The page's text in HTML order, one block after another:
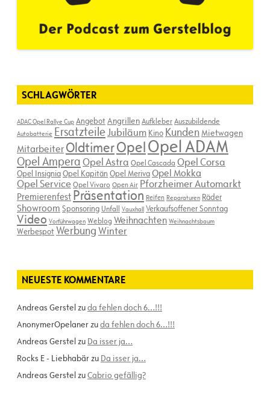
SCHLAGWÖRTER
ADAC Opel Rallye Cup AngebotAngrillenAufkleberAuszubildende
Autobatterie ErsatzteileJubiläum Kino KundenMietwagen
Mitarbeiter OldtimerOpelOpel ADAM
Opel AmperaOpel Astra Opel Cascada Opel Corsa
Opel InsigniaOpel Kapitän Opel MerivaOpel Mokka
Opel ServiceOpel Vivaro Open Air Pforzheimer Automarkt
Premierenfest Präsentation Reifen Reparaturen Räder
Showroom Sponsoring Unfall Vauxhall Verkaufsoffener Sonntag
Video Vorführwagen Weblog Weihnachten Weihnachtsbaum
WerbespotWerbungWinter
NEUESTE KOMMENTARE
Andreas Gerstelzuda fehlen doch 6…!!!
AnonymerOpelanerzuda fehlen doch 6…!!!
Andreas Gerstelzu Da isser ja…
Rocks E - Liebhabärzu Da isser ja…
Andreas GerstelzuCabrio gefällig?